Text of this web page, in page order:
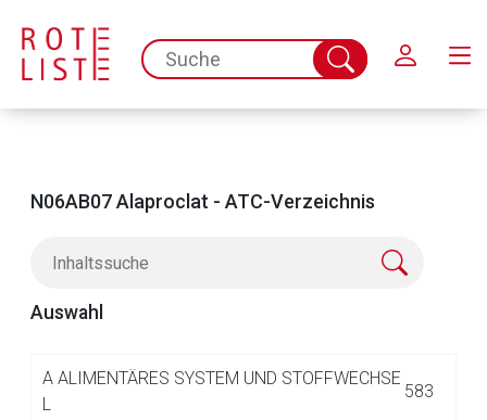
spc.search.input.placeholder
Suche
abschicken
N06AB07 Alaproclat - ATC-Verzeichnis
Auswahl
A ALIMENTÄRES SYSTEM UND STOFFWECHSE
L
583
Aufruf einer externen Seite